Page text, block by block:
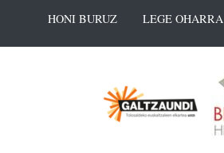
HONI BURUZ LEGE OHARRA